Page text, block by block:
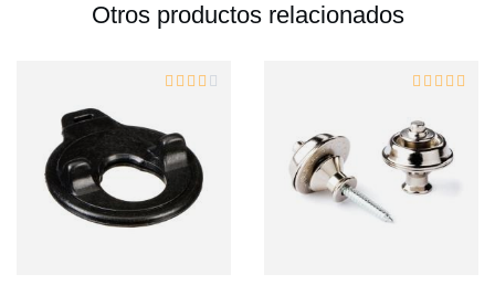
Otros productos relacionados